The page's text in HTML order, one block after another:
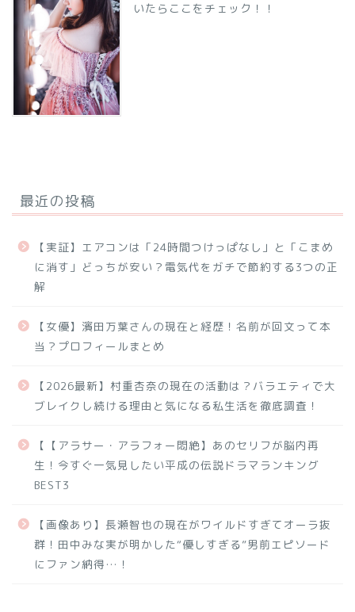
いたらここをチェック！！
最近の投稿
【実証】エアコンは「24時間つけっぱなし」と「こまめ
に消す」どっちが安い？電気代をガチで節約する3つの正
解
【女優】濱田万葉さんの現在と経歴！名前が回文って本
当？プロフィールまとめ
【2026最新】村重杏奈の現在の活動は？バラエティで大
ブレイクし続ける理由と気になる私生活を徹底調査！
【【アラサー・アラフォー悶絶】あのセリフが脳内再
生！今すぐ一気見したい平成の伝説ドラマランキング
BEST3
【画像あり】長瀬智也の現在がワイルドすぎてオーラ抜
群！田中みな実が明かした“優しすぎる”男前エピソード
にファン納得…！